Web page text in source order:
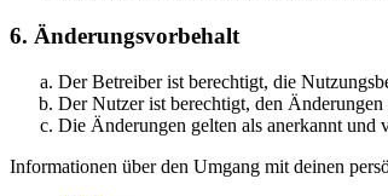
6. Änderungsvorbehalt
Der Betreiber ist berechtigt, die
Der Nutzer ist berechtigt, den
Die Änderungen gelten als anerkannt
Informationen über den Umgang mit deinen